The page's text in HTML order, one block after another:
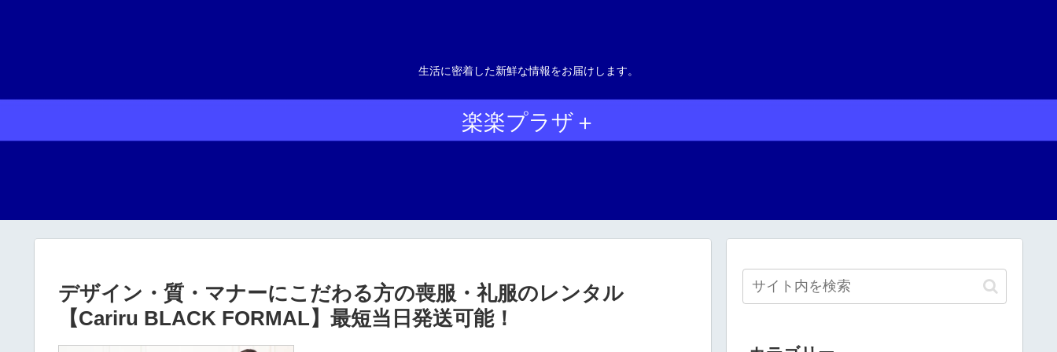
生活に密着した新鮮な情報をお届けします。
楽楽プラザ＋
デザイン・質・マナーにこだわる方の喪服・礼服のレンタル
【Cariru BLACK FORMAL】最短当日発送可能！